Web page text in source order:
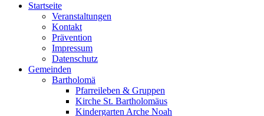
Startseite
Veranstaltungen
Kontakt
Prävention
Impressum
Datenschutz
Gemeinden
Bartholomä
Pfarreileben & Gruppen
Kirche St. Bartholomäus
Kindergarten Arche Noah